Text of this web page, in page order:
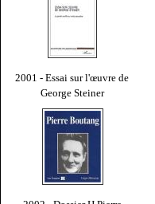
2001 - Essai sur l'œuvre de
George Steiner